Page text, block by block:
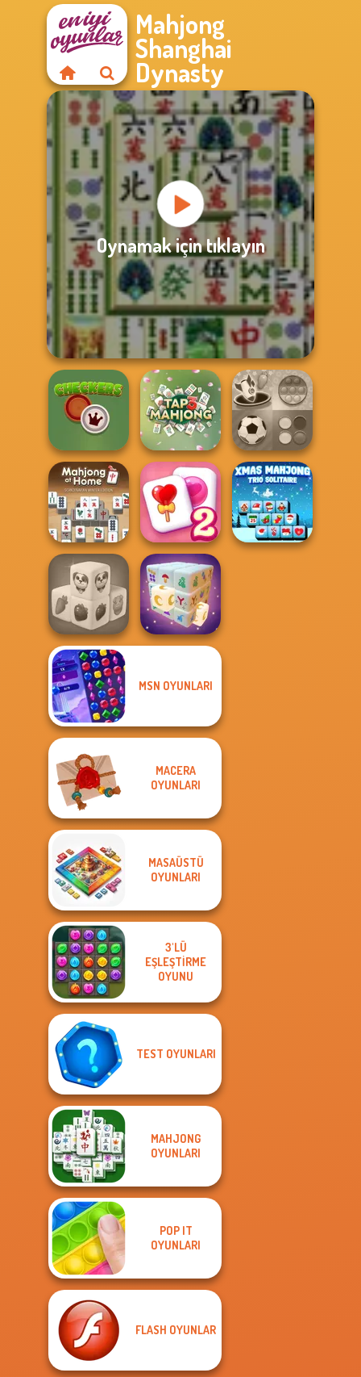
Mahjong
Shanghai
Dynasty
Oynamak için tıklayın
Checkers Tap 3 Mahjong
Mind Games for
2-3-4 Player
Mahjong At
Home -
Scandinavian...
Solitaire
Mahjong Candy 2
Farm Mahjong
3D
MSN OYUNLARI
MACERA
OYUNLARI
MASAÜSTÜ
OYUNLARI
3'LÜ
EŞLEŞTIRME
OYUNU
TEST OYUNLARI
MAHJONG
OYUNLARI
POP IT
OYUNLARI
FLASH OYUNLAR